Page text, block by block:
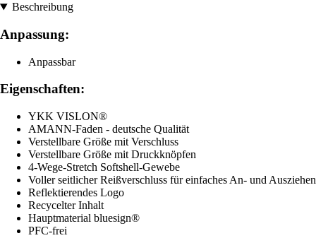
Beschreibung
Anpassung:
Anpassbar
Eigenschaften:
YKK VISLON®
AMANN-Faden - deutsche Qualität
Verstellbare Größe mit Verschluss
Verstellbare Größe mit Druckknöpfen
4-Wege-Stretch Softshell-Gewebe
Voller seitlicher Reißverschluss für einfaches An- und Ausziehen
Reflektierendes Logo
Recycelter Inhalt
Hauptmaterial bluesign®
PFC-frei